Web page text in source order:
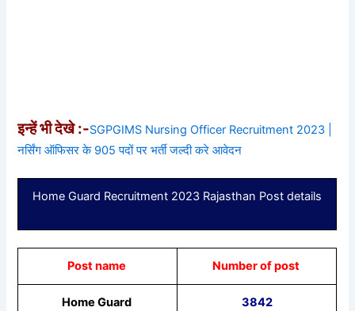
इन्हें भी देखे :-SGPGIMS Nursing Officer Recruitment 2023 |
नर्सिंग ऑफिसर के 905 पदों पर भर्ती जल्दी करे आवेदन
Home Guard Recruitment 2023 Rajasthan Post details
Post name Number of post
Home Guard 3842